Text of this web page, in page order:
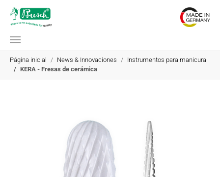
Saltar al contenido principal
Estás aquí:
Página inicial
News & Innovaciones
Instrumentos para manicura
KERA - Fresas de cerámica